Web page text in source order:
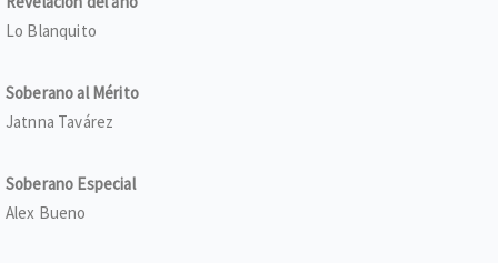
Lo Blanquito
Soberano al Mérito
Jatnna Tavárez
Soberano Especial
Alex Bueno